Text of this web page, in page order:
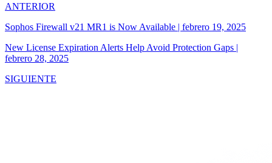
ANTERIOR
Sophos Firewall v21 MR1 is Now Available | febrero 19, 2025
New License Expiration Alerts Help Avoid Protection Gaps |
febrero 28, 2025
SIGUIENTE